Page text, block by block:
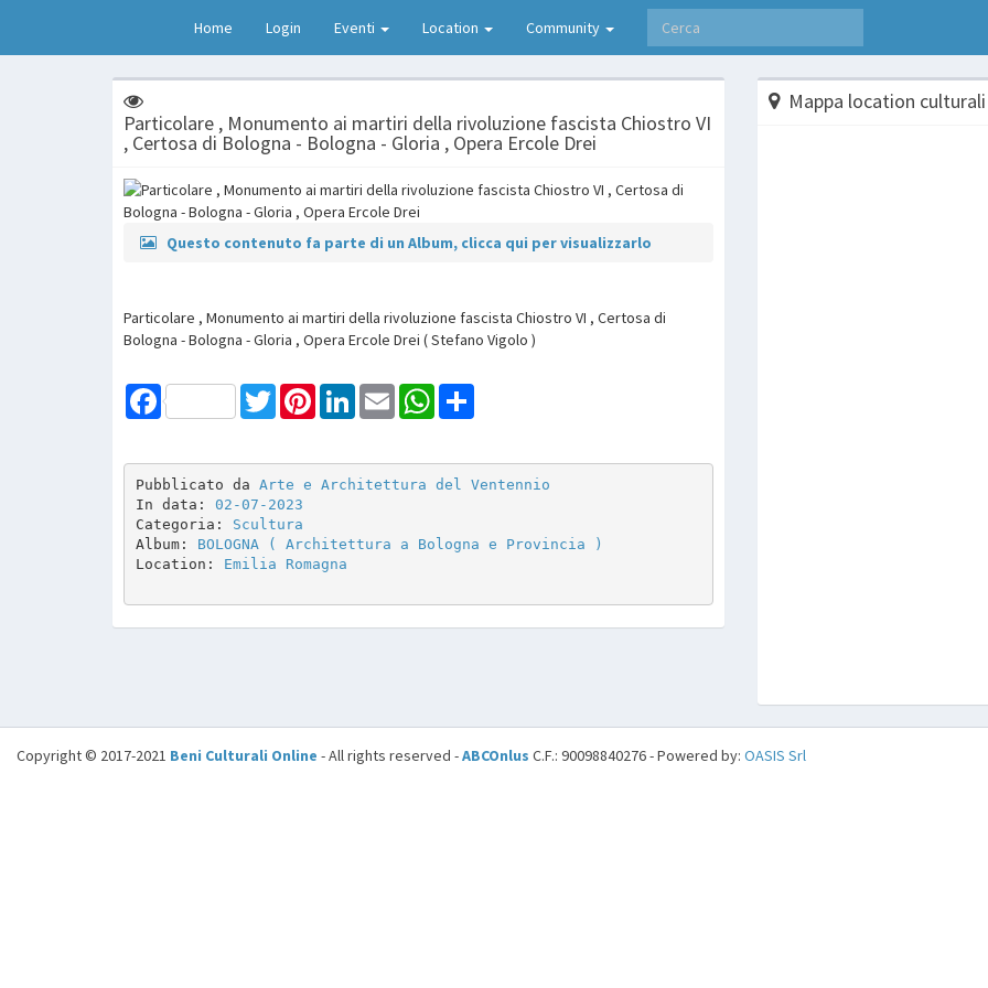
Home Login Eventi Location Community
Particolare , Monumento ai martiri della rivoluzione fascista Chiostro VI
, Certosa di Bologna - Bologna - Gloria , Opera Ercole Drei
Questo contenuto fa parte di un Album, clicca qui per visualizzarlo
Particolare , Monumento ai martiri della rivoluzione fascista Chiostro VI , Certosa di
Bologna - Bologna - Gloria , Opera Ercole Drei ( Stefano Vigolo )
Facebook TwitterPinterestLinkedInEmail WhatsApp
Pubblicato da Arte e Architettura del Ventennio
In data: 02-07-2023
Categoria: Scultura
Album: BOLOGNA ( Architettura a Bologna e Provincia )
Location: Emilia Romagna
Mappa location culturali
Copyright © 2017-2021 Beni Culturali Online - All rights reserved -ABCOnlus C.F.: 90098840276 - Powered by: OASIS Srl